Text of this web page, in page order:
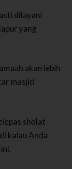
dilayani
yang
akan lebih
masjid
sholat
kalau Anda